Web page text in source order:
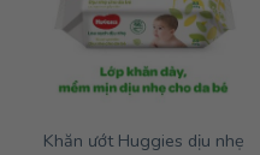
Khăn ướt Huggies dịu nhẹ